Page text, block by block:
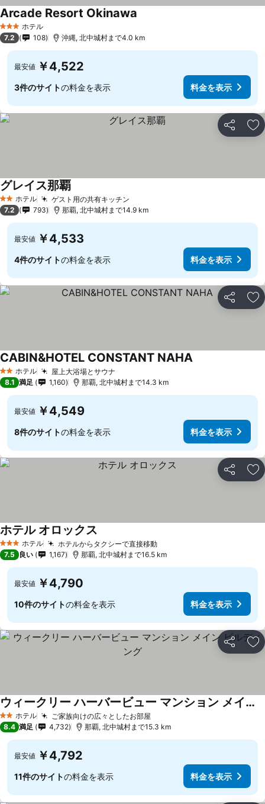
3 ホテルのランク
ホテル
Arcade Resort Okinawa
7.2 108 沖縄, 北中城村まで4.0 km
最安値 ￥4,522
3件のサイトの料金を表示 料金を表示
シェア お
2 ホテルのランク
ホテル ゲスト用の共有キッチン
グレイス那覇
7.2 793 那覇, 北中城村まで14.9 km
最安値 ￥4,533
4件のサイトの料金を表示 料金を表示
シェア お
2 ホテルのランク
ホテル 屋上大浴場とサウナ
CABIN&HOTEL CONSTANT NAHA
8.1 満足 1,160 那覇, 北中城村まで14.3 km
最安値 ￥4,549
8件のサイトの料金を表示 料金を表示
シェア お
3 ホテルのランク
ホテル ホテルからタクシーで直接移動
ホテル オロックス
7.5 良い 1,167 那覇, 北中城村まで16.5 km
最安値 ￥4,790
10件のサイトの料金を表示 料金を表示
シェア お
2 ホテルのランク
ホテル ご家族向けの広々としたお部屋
ウィークリー ハーバービュー マンション メイン ビルディング
8.4 満足 4,732 那覇, 北中城村まで15.3 km
最安値 ￥4,792
11件のサイトの料金を表示 料金を表示